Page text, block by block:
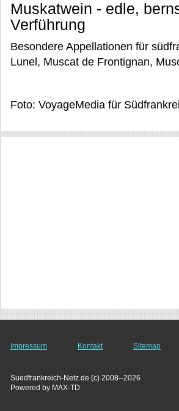
Muskatwein - edle,
Verführung
Besondere Appellationen für
Lunel, Muscat de Frontignan,
Foto: VoyageMedia für
Impressum Kontakt Sitemap
Suedfrankreich-Netz.de (c) 2008--2026
Powered by MAX-TD